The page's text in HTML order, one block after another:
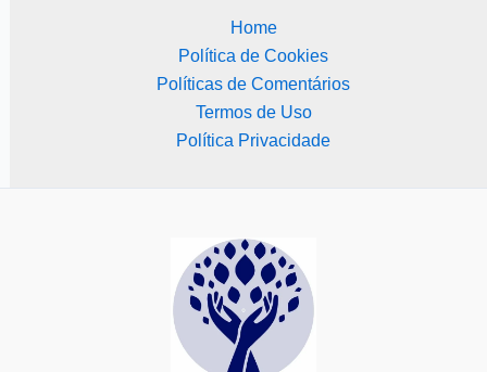
Home
Política de Cookies
Políticas de Comentários
Termos de Uso
Política Privacidade